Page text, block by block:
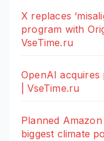
X replaces
program with
VseTime.ru
OpenAI
| VseTime.ru
Planned
biggest climate